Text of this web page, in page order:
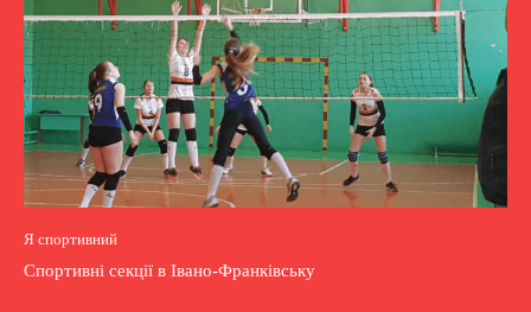
Я спортивний
Спортивні секції в Івано-Франківську